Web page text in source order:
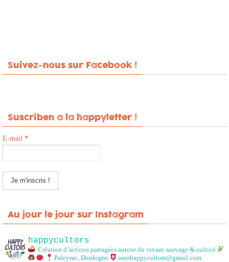
Suivez-nous sur Facebook !
Suscriben a la happyletter !
E-mail *
Au jour le jour sur Instagram
happycultors
Création d’actions partagées autour du vivant sauvage & cultivé
Paleyrac, Dordogne
assohappycultors@gmail.com